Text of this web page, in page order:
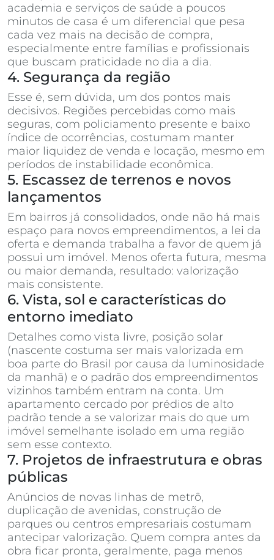
academia e serviços de saúde a poucos
minutos de casa é um diferencial que pesa
cada vez mais na decisão de compra,
especialmente entre famílias e profissionais
que buscam praticidade no dia a dia.
4. Segurança da região
Esse é, sem dúvida, um dos pontos mais
decisivos. Regiões percebidas como mais
seguras, com policiamento presente e baixo
índice de ocorrências, costumam manter
maior liquidez de venda e locação, mesmo em
períodos de instabilidade econômica.
5. Escassez de terrenos e novos
lançamentos
Em bairros já consolidados, onde não há mais
espaço para novos empreendimentos, a lei da
oferta e demanda trabalha a favor de quem já
possui um imóvel. Menos oferta futura, mesma
ou maior demanda, resultado: valorização
mais consistente.
6. Vista, sol e características do
entorno imediato
Detalhes como vista livre, posição solar
(nascente costuma ser mais valorizada em
boa parte do Brasil por causa da luminosidade
da manhã) e o padrão dos empreendimentos
vizinhos também entram na conta. Um
apartamento cercado por prédios de alto
padrão tende a se valorizar mais do que um
imóvel semelhante isolado em uma região
sem esse contexto.
7. Projetos de infraestrutura e obras
públicas
Anúncios de novas linhas de metrô,
duplicação de avenidas, construção de
parques ou centros empresariais costumam
antecipar valorização. Quem compra antes da
obra ficar pronta, geralmente, paga menos